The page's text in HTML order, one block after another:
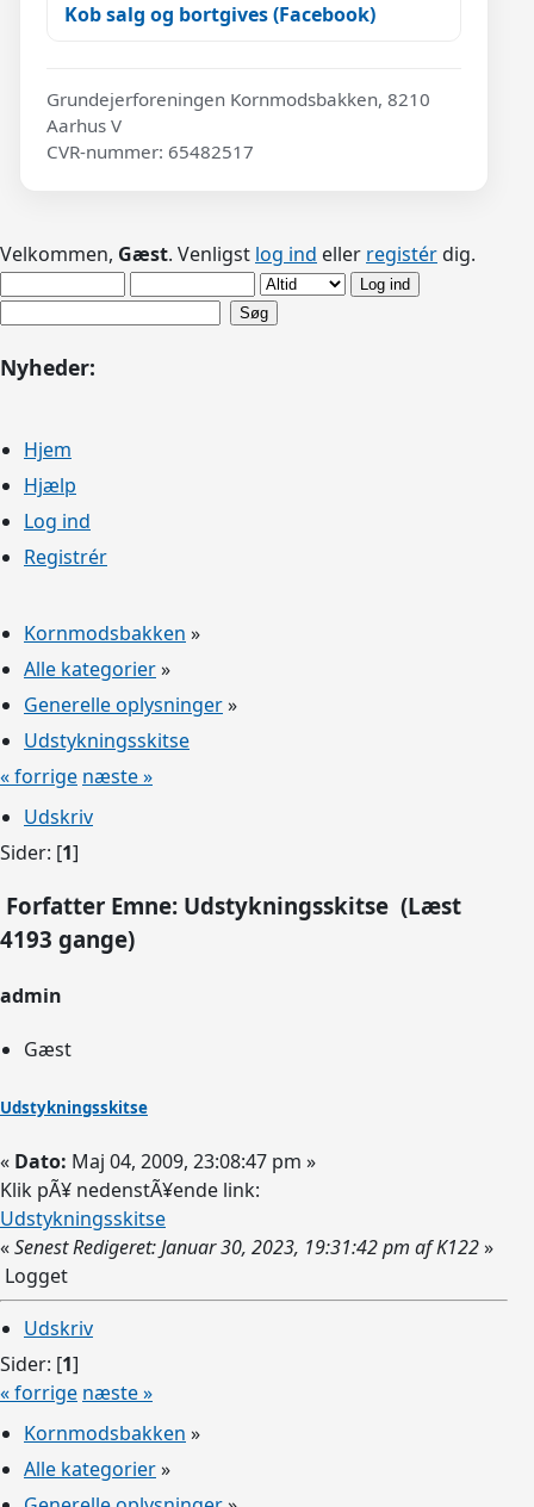
Kob salg og bortgives (Facebook)
Grundejerforeningen Kornmodsbakken, 8210
Aarhus V
CVR-nummer: 65482517
Velkommen, Gæst. Venligst log ind eller registérdig.
Nyheder:
Hjem
Hjælp
Log ind
Registrér
Kornmodsbakken »
Alle kategorier»
Generelle oplysninger»
Udstykningsskitse
« forrige næste »
Udskriv
Sider: [1]
Forfatter Emne: Udstykningsskitse (Læst
4193 gange)
admin
Gæst
Udstykningsskitse
« Dato: Maj 04, 2009, 23:08:47 pm »
Klik pÃ¥ nedenstÃ¥ende link:
Udstykningsskitse
«Senest Redigeret: Januar 30, 2023, 19:31:42 pm af K122»
Logget
Udskriv
Sider: [1]
« forrige næste »
Kornmodsbakken »
Alle kategorier»